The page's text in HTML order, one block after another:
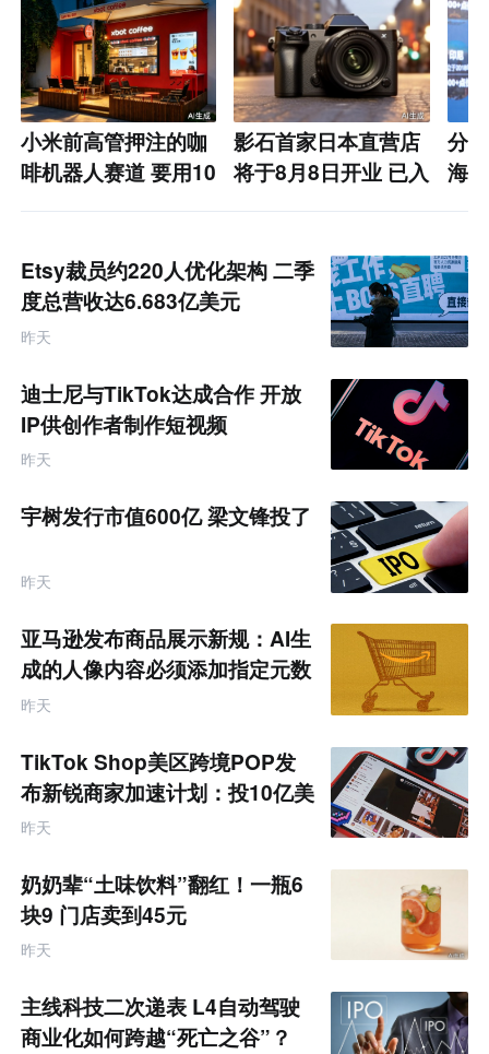
小米前高管押注的咖
啡机器人赛道 要用10
影石首家日本直营店
将于8月8日开业 已入
分
海
Etsy裁员约220人优化架构 二季
度总营收达6.683亿美元
昨天
迪士尼与TikTok达成合作 开放
IP供创作者制作短视频
昨天
宇树发行市值600亿 梁文锋投了
昨天
亚马逊发布商品展示新规：AI生
成的人像内容必须添加指定元数
据
昨天
TikTok Shop美区跨境POP发
布新锐商家加速计划：投10亿美
金资源帮扶四类商家
昨天
奶奶辈“土味饮料”翻红！一瓶6
块9 门店卖到45元
昨天
主线科技二次递表 L4自动驾驶
商业化如何跨越“死亡之谷”？